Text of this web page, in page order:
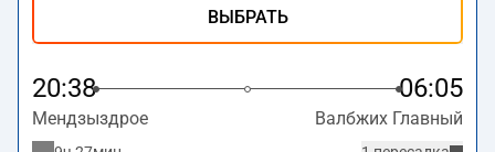
ВЫБРАТЬ
20:38 06:05
Мендзыздрое Валбжих Главный